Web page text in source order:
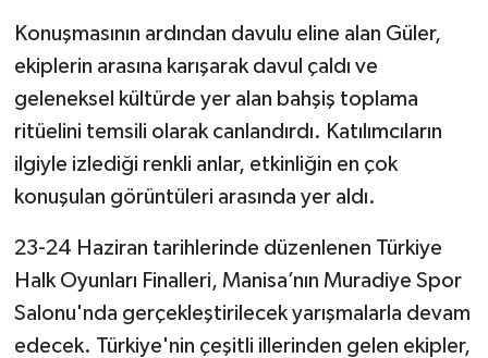
Konuşmasının ardından davulu eline alan Güler,
ekiplerin arasına karışarak davul çaldı ve
geleneksel kültürde yer alan bahşiş toplama
ritüelini temsili olarak canlandırdı. Katılımcıların
ilgiyle izlediği renkli anlar, etkinliğin en çok
konuşulan görüntüleri arasında yer aldı.
23-24 Haziran tarihlerinde düzenlenen Türkiye
Halk Oyunları Finalleri, Manisa’nın Muradiye Spor
Salonu'nda gerçekleştirilecek yarışmalarla devam
edecek. Türkiye'nin çeşitli illerinden gelen ekipler,